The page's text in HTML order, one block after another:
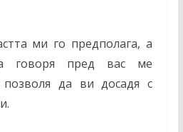
ми го предполага, а
говоря пред вас ме
да ви досадя с